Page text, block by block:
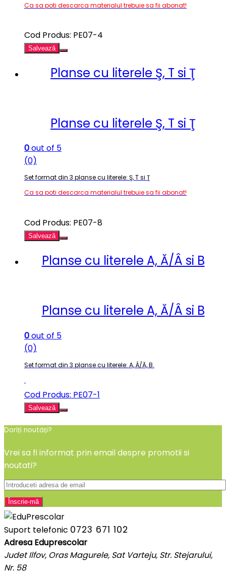
Ca sa poti descarca materialul trebuie sa fii abonat!
Cod Produs: PE07-4
Salvează
Planse cu literele Ş, T si Ţ
Planse cu literele Ş, T si Ţ
0out of 5
(0)
Set format din 3 planse cu literele: Ş, T si Ţ
Ca sa poti descarca materialul trebuie sa fii abonat!
Cod Produs: PE07-8
Salvează
Planse cu literele A, Ă/Â si B
Planse cu literele A, Ă/Â si B
0out of 5
(0)
Set format din 3 planse cu literele: A, Â/Ă, B.
Cod Produs: PE07-1
Salvează
Doriți noutăți?
Vrei sa fi informat prin email despre promotii si
noutati?
Suport telefonic 0723 671 102
Adresa Eduprescolar
Judet Ilfov, Oras Magurele, Sat Varteju, Str. Stejarului,
Nr. 58